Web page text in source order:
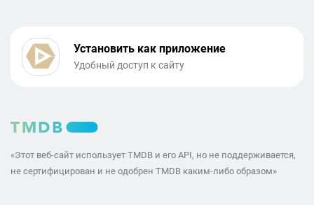
Установить как приложение
Удобный доступ к сайту
«Этот веб-сайт использует TMDB и его API, но не поддерживается,
не сертифицирован и не одобрен TMDB каким-либо образом»